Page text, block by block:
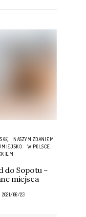
NASZYM ZDANIEM
W POLSCE
do Sopotu –
miejsca
2021/06/23